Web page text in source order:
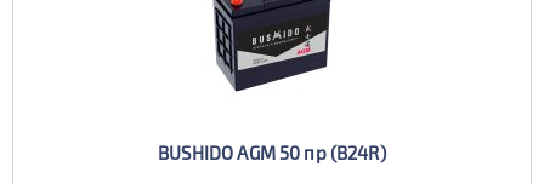
BUSHIDO AGM 50 пр (B24R)